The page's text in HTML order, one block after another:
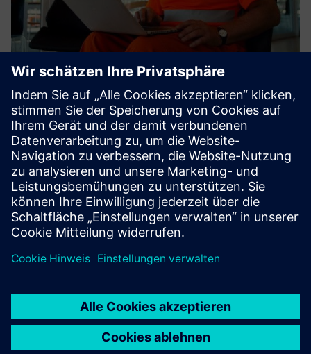
Sensor technologies
AES ist ein Hersteller von drahtlosen Mesh-Funkgeräten,
der UL864-gelistete Funktranskribierer anbietet, die mit
einer Vielzahl von Softwarepaketen für Zentralstationen
überwacht werden können. Siemens hat AES als
Kommunikations-B...
Mehr erfahren